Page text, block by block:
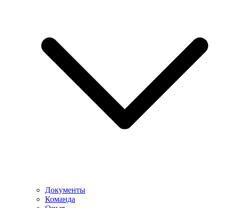
Документы
Команда